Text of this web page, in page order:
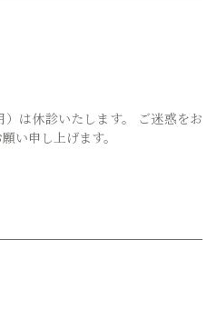
は休診いたします。 ご迷惑をお
い申し上げます。